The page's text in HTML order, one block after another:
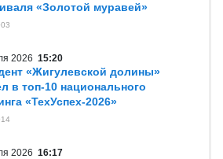
«Золотой муравей»
2026 15:20
«Жигулевской долины»
в топ-10 национального
«ТехУспех-2026»
2026 16:17